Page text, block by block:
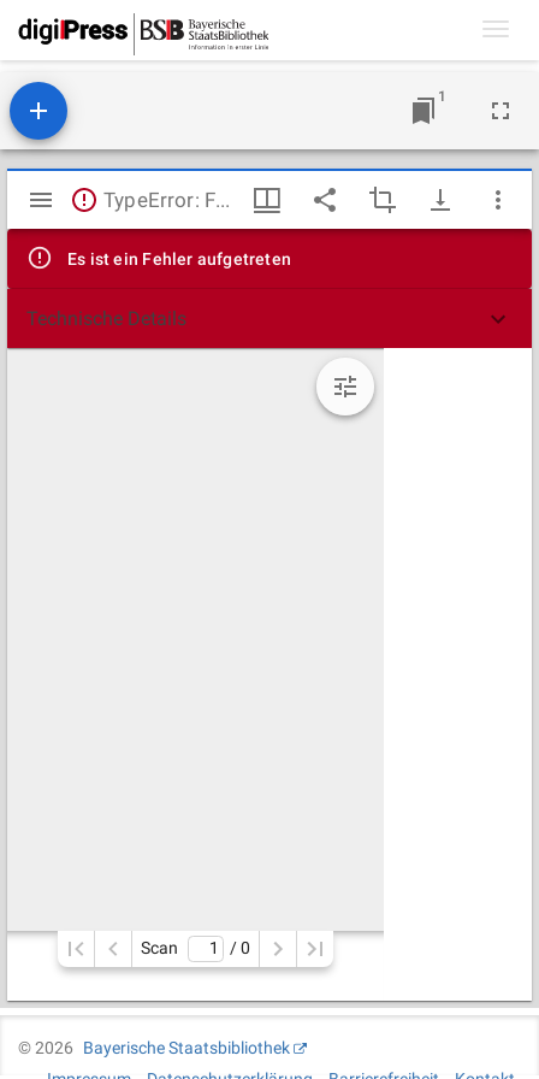
1
Mirador
Viewer
TypeError: Failed to fetch
Es ist ein Fehler aufgetreten
Technische Details
Scan / 0
©2026
Bayerische Staatsbibliothek